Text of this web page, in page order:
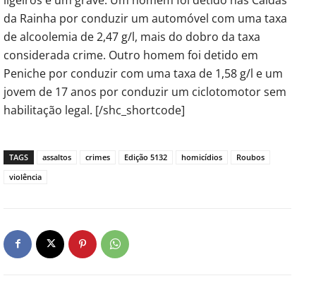
da Rainha por conduzir um automóvel com uma taxa
de alcoolemia de 2,47 g/l, mais do dobro da taxa
considerada crime. Outro homem foi detido em
Peniche por conduzir com uma taxa de 1,58 g/l e um
jovem de 17 anos por conduzir um ciclotomotor sem
habilitação legal. [/shc_shortcode]
TAGS assaltos crimes Edição 5132 homicídios
Roubos
violência